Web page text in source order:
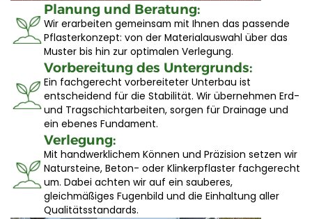
Planung und Beratung:
Wir erarbeiten gemeinsam mit Ihnen das passende
Pflasterkonzept: von der Materialauswahl über das
Muster bis hin zur optimalen Verlegung.
Vorbereitung des Untergrunds:
Ein fachgerecht vorbereiteter Unterbau ist
entscheidend für die Stabilität. Wir übernehmen Erd-
und Tragschichtarbeiten, sorgen für Drainage und
ein ebenes Fundament.
Verlegung:
Mit handwerklichem Können und Präzision setzen wir
Natursteine, Beton- oder Klinkerpflaster fachgerecht
um. Dabei achten wir auf ein sauberes,
gleichmäßiges Fugenbild und die Einhaltung aller
Qualitätsstandards.